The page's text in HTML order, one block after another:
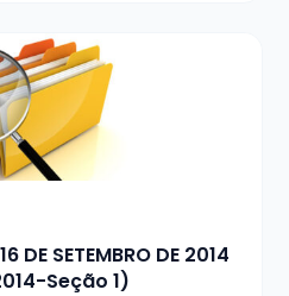
DE SETEMBRO DE 2014
Seção 1)